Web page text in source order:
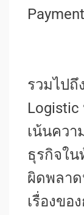
Payment
รวมไปถึ
Logistic
เน้นคว
ธุรกิจใน
ผิดพลา
เรื่องขอ